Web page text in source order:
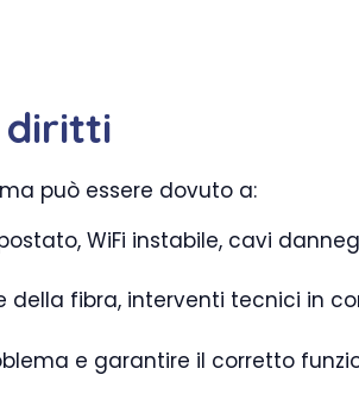
diritti
può essere dovuto a:
WiFi instabile, cavi
della fibra, interventi tecnici in
e garantire il corretto